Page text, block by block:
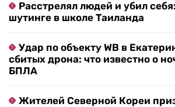
Расстрелял людей и убил
шутинге в школе Таиланда
Удар по объекту WB в
сбитых дрона: что известно о
БПЛА
Жителей Северной Кореи